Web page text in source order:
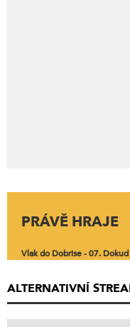
PRÁVĚ HRAJE
Vlak do Dobrise - 07.
ALTERNATIVNÍ